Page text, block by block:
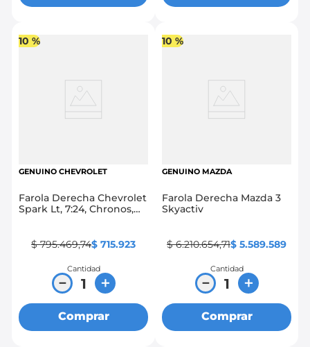
10 %
GENUINO CHEVROLET
Farola Derecha Chevrolet
Spark Lt, 7:24, Chronos,
$ 795.469,74$ 715.923
Cantidad
＋
－
Comprar
10 %
GENUINO MAZDA
Farola Derecha Mazda 3
Skyactiv
$ 6.210.654,71$ 5.589.589
Cantidad
＋
－
Comprar